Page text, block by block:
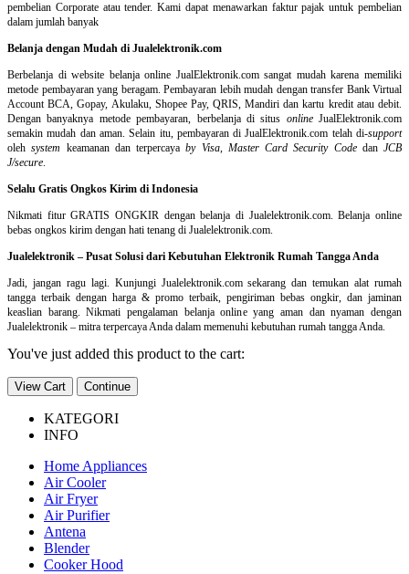
pembelian Corporate atau tender. Kami dapat menawarkan faktur pajak untuk pembelian
dalam jumlah banyak
Belanja dengan Mudah di Jualelektronik.com
Berbelanja diwebsite belanja online JualElektronik.com sangat mudah karena memiliki
metode pembayaran yang beragam. Pembayaran lebih mudah dengan transfer Bank Virtual
Account BCA, Gopay, Akulaku, Shopee Pay, QRIS, Mandiri dan kartu kredit atau debit.
Dengan banyaknya metode pembayaran, berbelanja di situs onlineJualElektronik.com
semakin mudah dan aman. Selain itu, pembayaran di JualElektronik.com telah di-support
olehsystem keamanan dan terpercayaby Visa, Master Card Security Codedan JCB
J/secure.
Selalu Gratis Ongkos Kirim di Indonesia
Nikmati fitur GRATIS ONGKIR dengan belanja di Jualelektronik.com. Belanja online
bebas ongkos kirim dengan hati tenang di Jualelektronik.com.
Jualelektronik – Pusat Solusi dari Kebutuhan Elektronik Rumah Tangga Anda
Jadi, jangan ragu lagi. Kunjungi Jualelektronik.com sekarang dan temukan alat rumah
tangga terbaik dengan harga & promo terbaik, pengiriman bebas ongkir, dan jaminan
keaslian barang. Nikmati pengalaman belanja online yang aman dan nyaman dengan
Jualelektronik – mitra terpercaya Anda dalam memenuhi kebutuhan rumah tangga Anda.
You've just added this product to the cart:
View Cart Continue
KATEGORI
INFO
Home Appliances
Air Cooler
Air Fryer
Air Purifier
Antena
Blender
Cooker Hood